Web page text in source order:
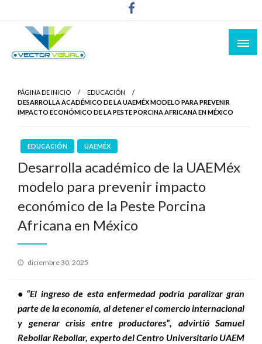
PÁGINA DE INICIO
EDUCACIÓN
DESARROLLA ACADÉMICO DE LA UAEMÉX MODELO PARA PREVENIR
IMPACTO ECONÓMICO DE LA PESTE PORCINA AFRICANA EN MÉXICO
EDUCACIÓN UAEMÉX
Desarrolla académico de la UAEMéx
modelo para prevenir impacto
económico de la Peste Porcina
Africana en México
Publicado
diciembre 30, 2025
• “El ingreso de esta enfermedad podría paralizar gran
parte de la economía, al detener el comercio internacional
y generar crisis entre productores”, advirtió Samuel
Rebollar Rebollar, experto del Centro Universitario UAEM